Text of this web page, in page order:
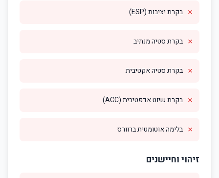
✗ בקרת יציבות (ESP)
✗ בקרת סטיה מנתיב
✗ בקרת סטיה אקטיבית
✗ בקרת שיוט אדפטיבית (ACC)
✗ בלימה אוטומטית ברוורס
זיהוי וחיישנים